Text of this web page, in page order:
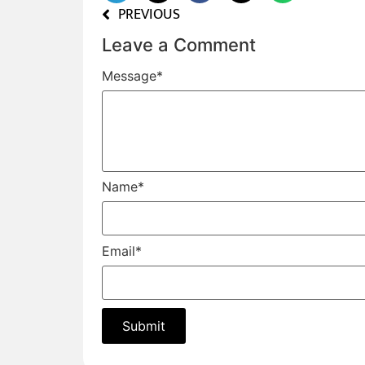
PREVIOUS
Leave a Comment
Message*
Name*
Email*